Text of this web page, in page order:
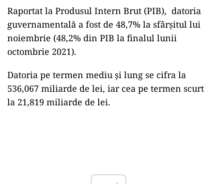
Raportat la Produsul Intern Brut (PIB), datoria
guvernamentală a fost de 48,7% la sfârşitul lui
noiembrie (48,2% din PIB la finalul lunii
octombrie 2021).
Datoria pe termen mediu şi lung se cifra la
536,067 miliarde de lei, iar cea pe termen scurt
la 21,819 miliarde de lei.